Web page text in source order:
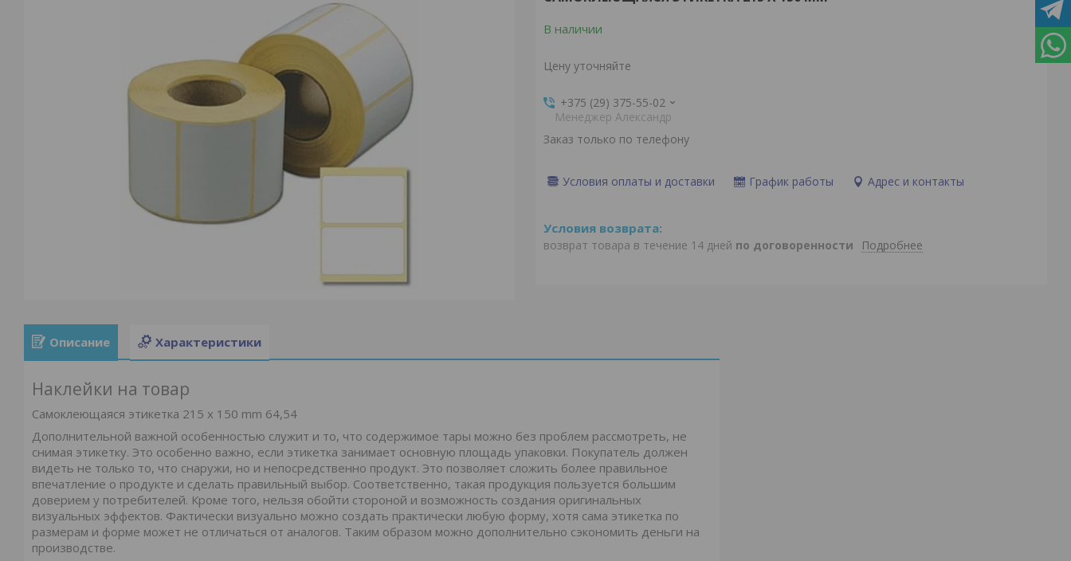
В наличии
Цену уточняйте
+375 (29) 375-55-02
Менеджер Александр
Заказ только по телефону
Условия оплаты и доставки График работы Адрес и контакты
возврат товара в течение 14 дней по договоренности Подробнее
Описание Характеристики
Наклейки на товар
Самоклеющаяся этикетка 215 x 150 mm 64,54
Дополнительной важной особенностью служит и то, что содержимое тары можно без проблем рассмотреть, не
снимая этикетку. Это особенно важно, если этикетка занимает основную площадь упаковки. Покупатель должен
видеть не только то, что снаружи, но и непосредственно продукт. Это позволяет сложить более правильное
впечатление о продукте и сделать правильный выбор. Соответственно, такая продукция пользуется большим
доверием у потребителей. Кроме того, нельзя обойти стороной и возможность создания оригинальных
визуальных эффектов. Фактически визуально можно создать практически любую форму, хотя сама этикетка по
размерам и форме может не отличаться от аналогов. Таким образом можно дополнительно сэкономить деньги на
производстве.